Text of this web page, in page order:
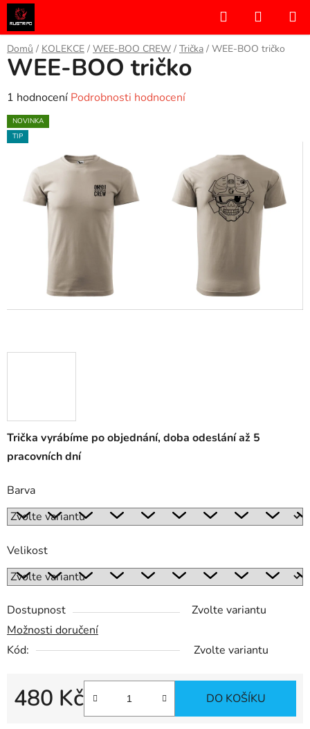
Přejít
na
obsah
Hledat
KOŠÍK
Domů / KOLEKCE / WEE-BOO CREW / Trička / WEE-BOO tričko
Trička vyrábíme po objednání, doba odeslání až 5
pracovních dní
Barva
Velikost
Dostupnost
Zvolte variantu
Možnosti doručení
Kód:
Zvolte variantu
480 Kč DO KOŠÍKU
WEE-BOO tričko
Průměrné
hodnocení
produktu
hvězdiček.
1 hodnocení Podrobnosti hodnocení
NOVINKA
TIP